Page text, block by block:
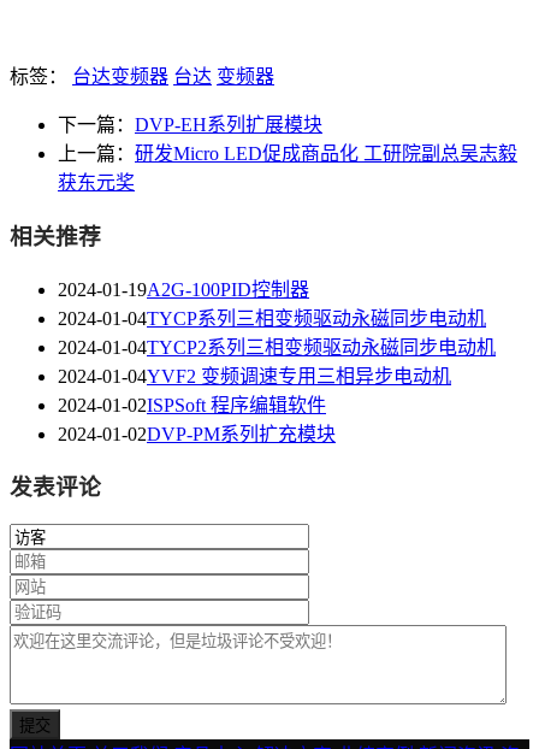
标签： 台达变频器 台达 变频器
下一篇： DVP-EH系列扩展模块
上一篇： 研发Micro LED促成商品化 工研院副总吴志毅
获东元奖
相关推荐
2024-01-19A2G-100PID控制器
2024-01-04TYCP系列三相变频驱动永磁同步电动机
2024-01-04TYCP2系列三相变频驱动永磁同步电动机
2024-01-04YVF2 变频调速专用三相异步电动机
2024-01-02ISPSoft 程序编辑软件
2024-01-02DVP-PM系列扩充模块
发表评论